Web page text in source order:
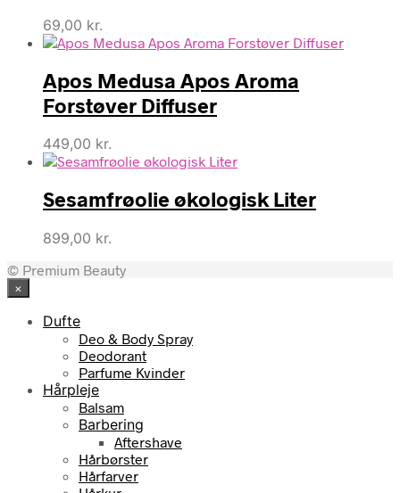
69,00 kr.
Apos Medusa Apos Aroma
Forstøver Diffuser
449,00 kr.
Sesamfrøolie økologisk Liter
899,00 kr.
© Premium Beauty
×
Dufte
Deo & Body Spray
Deodorant
Parfume Kvinder
Hårpleje
Balsam
Barbering
Aftershave
Hårbørster
Hårfarver